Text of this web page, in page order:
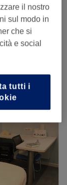
€ 70
–20:00
–
Chiuso
concederti
è
il nostro
sul modo in
che si
e social
tutti i